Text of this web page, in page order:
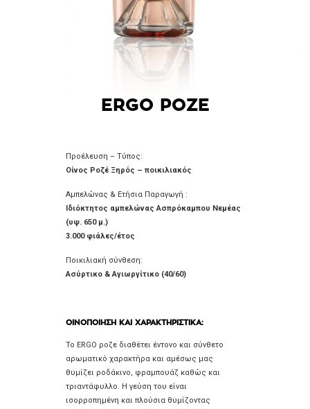
ERGO ΡΟΖΕ
Προέλευση – Τύπος:
Οίνος Ροζέ Ξηρός – ποικιλιακός
Αμπελώνας & Ετήσια Παραγωγή :
Ιδιόκτητος αμπελώναςΑσπρόκαμπου Νεμέας
(υψ. 650 μ.)
3.000 φιάλες/έτος
Ποικιλιακή σύνθεση:
Aσύρτικο & Αγιωργίτικο (40/60)
ΟΙΝΟΠΟΙΗΣΗ ΚΑΙ ΧΑΡΑΚΤΗΡΙΣΤΙΚΑ:
Το ERGO ροζε διαθέτει έντονο και σύνθετο
αρωματικό χαρακτήρα και αμέσως μας
θυμίζει ροδάκινο, φραμπουάζ καθώς και
τριαντάφυλλο. Η γεύση του είναι
ισορροπημένη και πλούσια θυμίζοντας